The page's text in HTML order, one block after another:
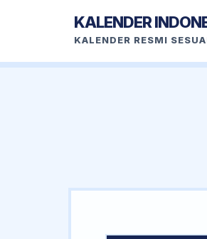
KALENDER
KALENDER RESMI